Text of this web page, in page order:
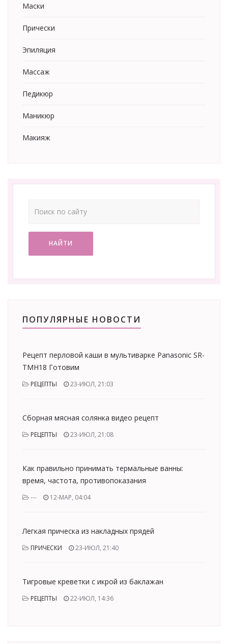
Маски
Прически
Эпиляция
Массаж
Педикюр
Маникюр
Макияж
НАЙТИ
ПОПУЛЯРНЫЕ НОВОСТИ
Рецепт перловой каши в мультиварке Panasonic SR-
TMH18 Готовим
РЕЦЕПТЫ 23-ИЮЛ, 21:03
Сборная мясная солянка видео рецепт
РЕЦЕПТЫ 23-ИЮЛ, 21:08
Как правильно принимать термальные ванны:
время, частота, противопоказания
--- 12-МАР, 04:04
Легкая прическа из накладных прядей
ПРИЧЕСКИ 23-ИЮЛ, 21:40
Тигровые креветки с икрой из баклажан
РЕЦЕПТЫ 22-ИЮЛ, 14:36